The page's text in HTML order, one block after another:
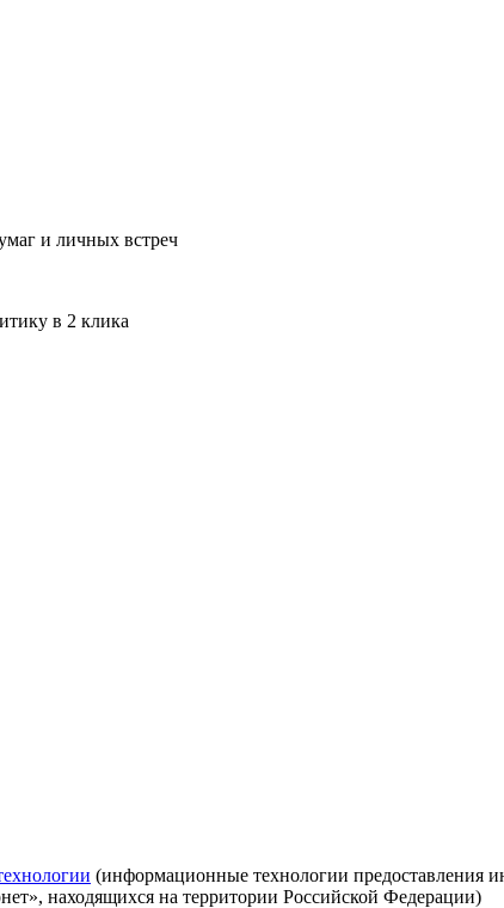
и личных встреч
в 2 клика
(информационные технологии предоставления
находящихся на территории Российской Федерации)